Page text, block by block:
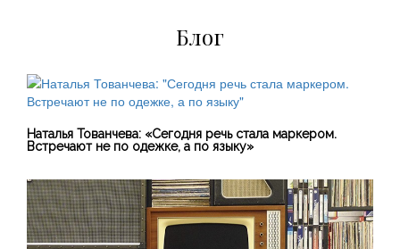
Блог
Наталья Тованчева: «Сегодня речь стала маркером.
Встречают не по одежке, а по языку»